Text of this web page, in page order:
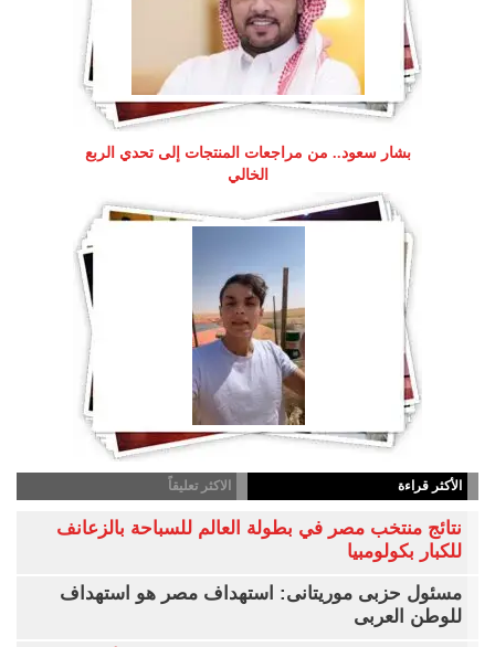
بشار سعود.. من مراجعات المنتجات إلى تحدي الربع
الخالي
الأكثر قراءة الاكثر تعليقاً
نتائج منتخب مصر في بطولة العالم للسباحة بالزعانف
للكبار بكولومبيا
مسئول حزبى موريتانى: استهداف مصر هو استهداف
للوطن العربى